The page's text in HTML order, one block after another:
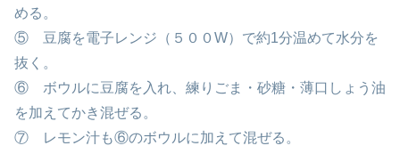
める。
⑤ 豆腐を電子レンジ（５００W）で約1分温めて水分を
抜く。
⑥ ボウルに豆腐を入れ、練りごま・砂糖・薄口しょう油
を加えてかき混ぜる。
⑦ レモン汁も⑥のボウルに加えて混ぜる。